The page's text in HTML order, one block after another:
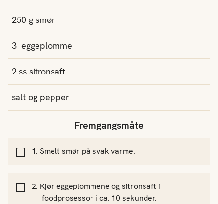
250 g smør
3 eggeplomme
2 ss sitronsaft
salt og pepper
Fremgangsmåte
Smelt smør på svak varme.
Kjør eggeplommene og sitronsaft i
foodprosessor i ca. 10 sekunder.